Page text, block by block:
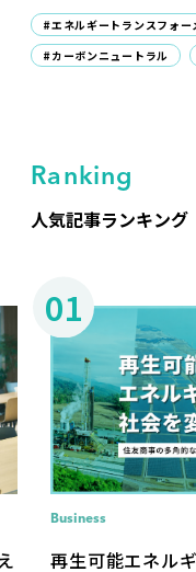
#エネルギートランスフォー
#カーボンニュートラル
Ranking
人気記事ランキング
01
Business
再生可能エネル